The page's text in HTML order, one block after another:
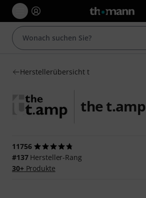
Herstellerübersicht t
the t.amp
11756
#137Hersteller-Rang
30+Produkte